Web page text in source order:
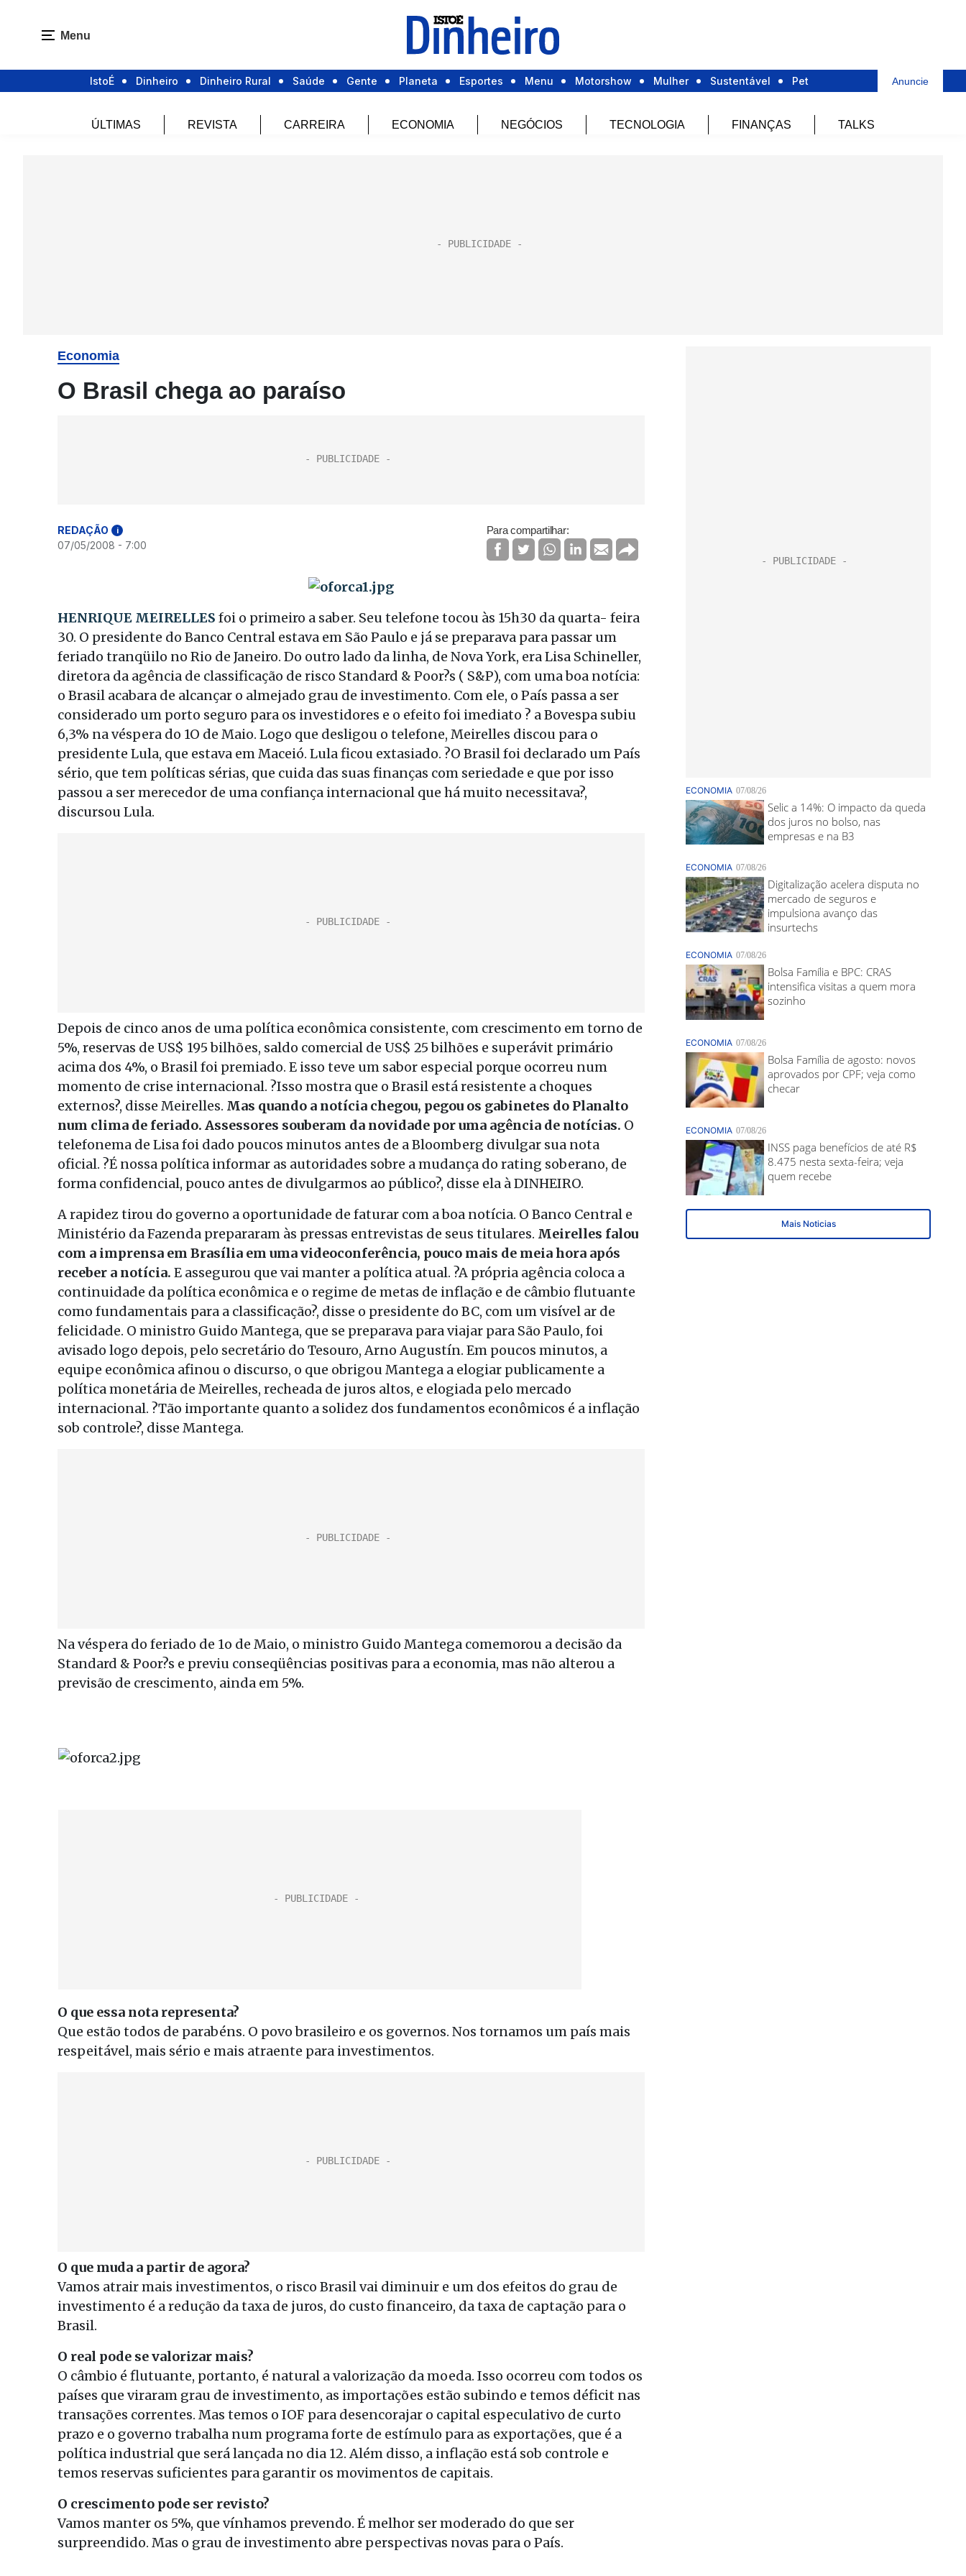
Menu
IstoÉ Dinheiro Dinheiro Rural Saúde Gente Planeta Esportes Menu Motorshow Mulher Sustentável Pet Anuncie
ÚLTIMAS REVISTA CARREIRA ECONOMIA NEGÓCIOS TECNOLOGIA FINANÇAS TALKS
Economia
O Brasil chega ao paraíso
REDAÇÃO i
07/05/2008 - 7:00
Para compartilhar:
HENRIQUE MEIRELLES foi o primeiro a saber. Seu telefone tocou às 15h30 da quarta- feira
30. O presidente do Banco Central estava em São Paulo e já se preparava para passar um
feriado tranqüilo no Rio de Janeiro. Do outro lado da linha, de Nova York, era Lisa Schineller,
diretora da agência de classificação de risco Standard & Poor?s ( S&P), com uma boa notícia:
o Brasil acabara de alcançar o almejado grau de investimento. Com ele, o País passa a ser
considerado um porto seguro para os investidores e o efeito foi imediato ? a Bovespa subiu
6,3% na véspera do 1O de Maio. Logo que desligou o telefone, Meirelles discou para o
presidente Lula, que estava em Maceió. Lula ficou extasiado. ?O Brasil foi declarado um País
sério, que tem políticas sérias, que cuida das suas finanças com seriedade e que por isso
passou a ser merecedor de uma confiança internacional que há muito necessitava?,
discursou Lula.
Depois de cinco anos de uma política econômica consistente, com crescimento em torno de
5%, reservas de US$ 195 bilhões, saldo comercial de US$ 25 bilhões e superávit primário
acima dos 4%, o Brasil foi premiado. E isso teve um sabor especial porque ocorreu num
momento de crise internacional. ?Isso mostra que o Brasil está resistente a choques
externos?, disse Meirelles. Mas quando a notícia chegou, pegou os gabinetes do Planalto
num clima de feriado. Assessores souberam da novidade por uma agência de notícias. O
telefonema de Lisa foi dado poucos minutos antes de a Bloomberg divulgar sua nota
oficial. ?É nossa política informar as autoridades sobre a mudança do rating soberano, de
forma confidencial, pouco antes de divulgarmos ao público?, disse ela à DINHEIRO.
A rapidez tirou do governo a oportunidade de faturar com a boa notícia. O Banco Central e
Ministério da Fazenda prepararam às pressas entrevistas de seus titulares. Meirelles falou
com a imprensa em Brasília em uma videoconferência, pouco mais de meia hora após
receber a notícia. E assegurou que vai manter a política atual. ?A própria agência coloca a
continuidade da política econômica e o regime de metas de inflação e de câmbio flutuante
como fundamentais para a classificação?, disse o presidente do BC, com um visível ar de
felicidade. O ministro Guido Mantega, que se preparava para viajar para São Paulo, foi
avisado logo depois, pelo secretário do Tesouro, Arno Augustín. Em poucos minutos, a
equipe econômica afinou o discurso, o que obrigou Mantega a elogiar publicamente a
política monetária de Meirelles, recheada de juros altos, e elogiada pelo mercado
internacional. ?Tão importante quanto a solidez dos fundamentos econômicos é a inflação
sob controle?, disse Mantega.
Na véspera do feriado de 1o de Maio, o ministro Guido Mantega comemorou a decisão da
Standard & Poor?s e previu conseqüências positivas para a economia, mas não alterou a
previsão de crescimento, ainda em 5%.
O que essa nota representa?
Que estão todos de parabéns. O povo brasileiro e os governos. Nos tornamos um país mais
respeitável, mais sério e mais atraente para investimentos.
O que muda a partir de agora?
Vamos atrair mais investimentos, o risco Brasil vai diminuir e um dos efeitos do grau de
investimento é a redução da taxa de juros, do custo financeiro, da taxa de captação para o
Brasil.
O real pode se valorizar mais?
O câmbio é flutuante, portanto, é natural a valorização da moeda. Isso ocorreu com todos os
países que viraram grau de investimento, as importações estão subindo e temos déficit nas
transações correntes. Mas temos o IOF para desencorajar o capital especulativo de curto
prazo e o governo trabalha num programa forte de estímulo para as exportações, que é a
política industrial que será lançada no dia 12. Além disso, a inflação está sob controle e
temos reservas suficientes para garantir os movimentos de capitais.
O crescimento pode ser revisto?
Vamos manter os 5%, que vínhamos prevendo. É melhor ser moderado do que ser
surpreendido. Mas o grau de investimento abre perspectivas novas para o País.